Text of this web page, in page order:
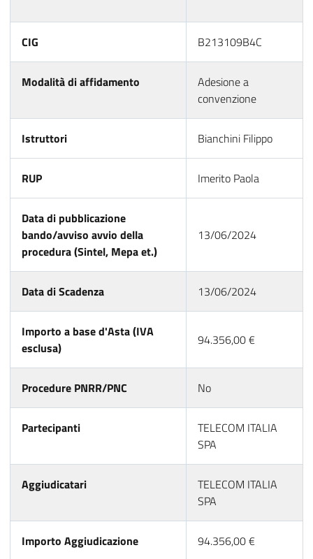
CIG B213109B4C
Modalità di affidamento
Adesione a
convenzione
Istruttori Bianchini Filippo
RUP Imerito Paola
Data di pubblicazione
bando/avviso avvio della
procedura (Sintel, Mepa et.)
13/06/2024
Data di Scadenza 13/06/2024
Importo a base d'Asta (IVA
esclusa)
94.356,00 €
Procedure PNRR/PNC No
Partecipanti
TELECOM ITALIA
SPA
Aggiudicatari
TELECOM ITALIA
SPA
Importo Aggiudicazione 94.356,00 €